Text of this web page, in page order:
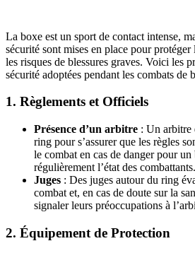
La boxe est un sport de contact intense,
sécurité sont mises en place pour
les risques de blessures graves. Voici les
sécurité adoptées pendant les combats de
1. Règlements et Officiels
Présence d’un arbitre : Un arbitre
ring pour s’assurer que les règles
le combat en cas de danger pour
régulièrement l’état des combattants.
Juges : Des juges autour du ring
combat et, en cas de doute sur la
signaler leurs préoccupations à
2. Équipement de Protection